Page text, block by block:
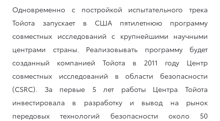
Одновременно с постройкой испытательного трека
Тойота запускает в США пятилетнюю программу
совместных исследований с крупнейшими научными
центрами страны. Реализовывать программу будет
созданный компанией Тойота в 2011 году Центр
совместных исследований в области безопасности
(CSRC). За первые 5 лет работы Центра Тойота
инвестировала в разработку и вывод на рынок
передовых технологий безопасности около 50